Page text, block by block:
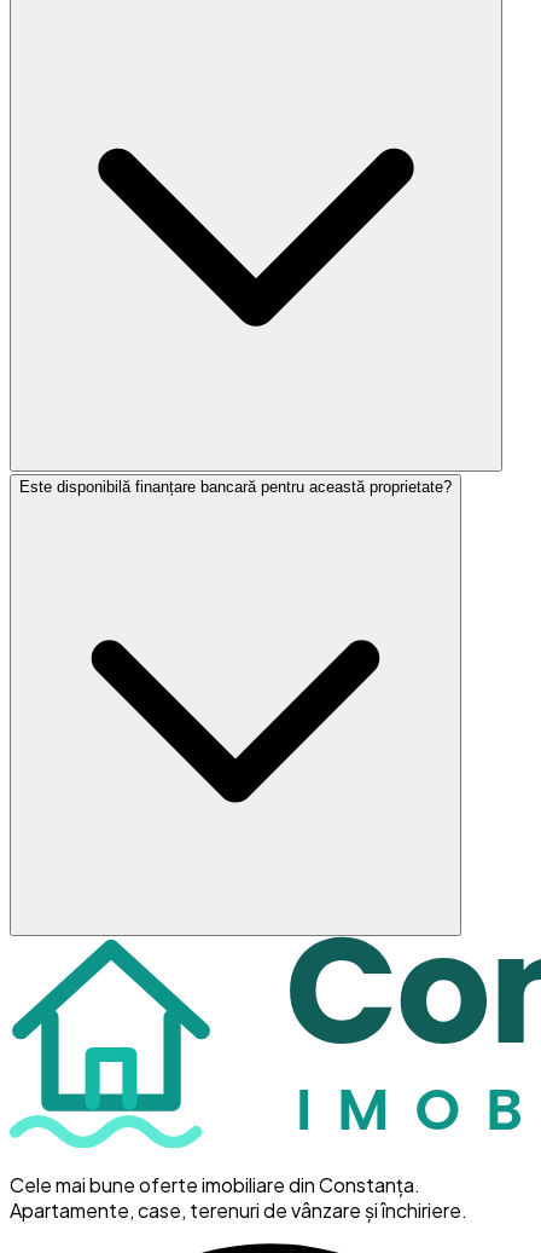
Este disponibilă finanțare bancară pentru această proprietate?
Cele mai bune oferte imobiliare din Constanța.
Apartamente, case, terenuri de vânzare și închiriere.